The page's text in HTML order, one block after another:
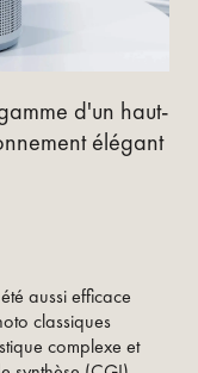
d'un haut-
élégant
aussi efficace
classiques
complexe et